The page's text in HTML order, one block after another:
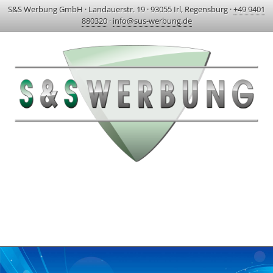
S&S Werbung GmbH · Landauerstr. 19 ·93055 Irl, Regensburg ·+49 9401
880320· info@sus-werbung.de
AKTUELLES & PROJEKTE